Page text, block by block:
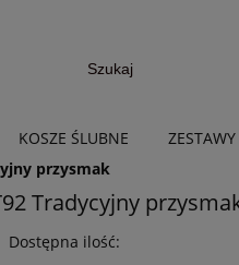
KOSZE ŚLUBNE
przysmak
Tradycyjny
Dostępna ilość: